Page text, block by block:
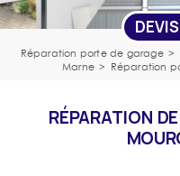
Réparation porte de garage >
Marne > Réparation
RÉPARATION